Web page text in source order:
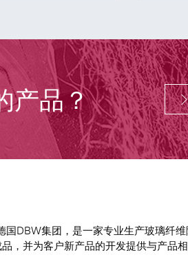
产品？
DBW集团，是一家专业生产玻璃纤
并为客户新产品的开发提供与产品相